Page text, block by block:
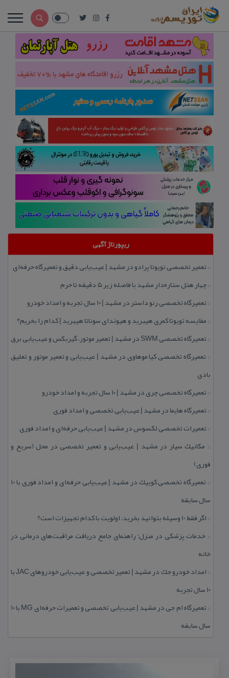
ریپورتاژ آگهی
:: تعمیر تخصصی تویوتا پرادو در مشهد | عیب‌یابی دقیق و تعمیرگاه حرفه‌ای
::چهار هتل‌ ستاره‌دار مشهد با فاصله زیر 5 دقیقه تا حرم
:: تعمیرگاه تخصصی رنو داستر در مشهد | ۱۰ سال تجربه و امداد خودرو
:: مقایسه تویوتا كمری هیبرید و هیوندای سوناتا هیبرید | كدام را بخریم؟
:: تعمیرگاه تخصصی SWM در مشهد | تعمیر موتور، گیربكس و عیب‌یابی برق
:: تعمیرگاه تخصصی كیا موهاوی در مشهد | عیب‌یابی و تعمیر موتور و تعلیق
بادی
:: تعمیرگاه تخصصی چری در مشهد | ۱۰ سال تجربه و امداد خودرو
:: تعمیرگاه هایما در مشهد | عیب‌یابی تخصصی و امداد فوری
:: تعمیرات تخصصی لكسوس در مشهد | عیب‌یابی حرفه‌ای و امداد فوری
:: مكانیك سیار در مشهد | عیب‌یابی و تعمیر تخصصی در محل (سریع و
فوری)
::
تعمیرگاه تخصصی كوییك در مشهد | عیب‌یابی حرفه‌ای و امداد فوری با ۱۰
سال سابقه
:: اگر فقط 10 وسیله بتوانید بخرید، اولویت با كدام تجهیزات است؟
:: خدمات پزشكی در منزل؛ راهنمای جامع دریافت مراقبت‌های درمانی در
خانه
::
امداد خودرو جك در مشهد | تعمیر تخصصی و عیب‌یابی خودروهای JAC با
۱۰ سال تجربه
::
تعمیرگاه ام جی در مشهد | عیب‌یابی تخصصی و تعمیرات حرفه‌ای MG با ۱۰
سال سابقه